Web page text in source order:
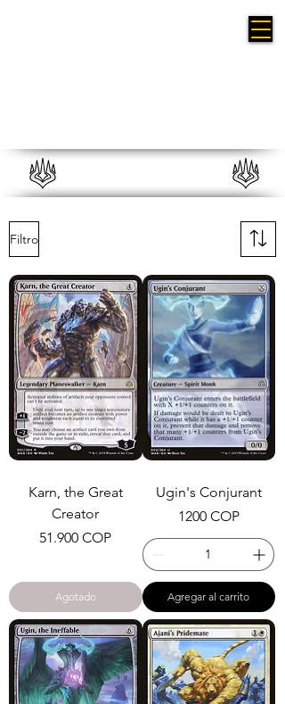
Filtro
Karn, the Great
Creator
Precio
51.900 COP
Agotado
Ugin's Conjurant
Precio
1200 COP
Agregar al carrito